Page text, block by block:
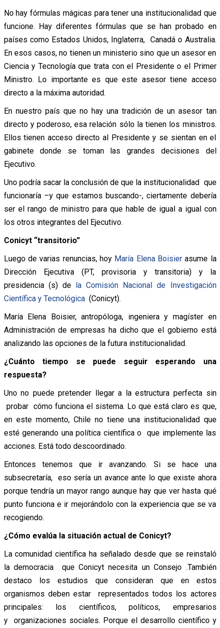
No hay fórmulas mágicas para tener una institucionalidad que
funcione. Hay diferentes fórmulas que se han probado en
países como Estados Unidos, Inglaterra, Canadá o Australia.
En esos casos, no tienen un ministerio sino que un asesor en
Ciencia y Tecnología que trata con el Presidente o el Primer
Ministro. Lo importante es que este asesor tiene acceso
directo a la máxima autoridad.
En nuestro país que no hay una tradición de un asesor tan
directo y poderoso, esa relación sólo la tienen los ministros.
Ellos tienen acceso directo al Presidente y se sientan en el
gabinete donde se toman las grandes decisiones del
Ejecutivo.
Uno podría sacar la conclusión de que la institucionalidad que
funcionaría –y que estamos buscando-, ciertamente debería
ser el rango de ministro para que hable de igual a igual con
los otros integrantes del Ejecutivo.
Conicyt “transitorio”
Luego de varias renuncias, hoy María Elena Boisierasume la
Dirección Ejecutiva (PT, provisoria y transitoria) y la
presidencia (s) de la Comisión Nacional de Investigación
Científica y Tecnológica (Conicyt).
María Elena Boisier, antropóloga, ingeniera y magíster en
Administración de empresas ha dicho que el gobierno está
analizando las opciones de la futura institucionalidad.
¿Cuánto tiempo se puede seguir esperando una
respuesta?
Uno no puede pretender llegar a la estructura perfecta sin
probar cómo funciona el sistema. Lo que está claro es que,
en este momento, Chile no tiene una institucionalidad que
esté generando una política científica o que implemente las
acciones. Está todo descoordinado.
Entonces tenemos que ir avanzando. Si se hace una
subsecretaría, eso sería un avance ante lo que existe ahora
porque tendría un mayor rango aunque hay que ver hasta qué
punto funciona e ir mejorándolo con la experiencia que se va
recogiendo.
¿Cómo evalúa la situación actual de Conicyt?
La comunidad científica ha señalado desde que se reinstaló
la democracia que Conicyt necesita un Consejo .También
destaco los estudios que consideran que en estos
organismos deben estar representados todos los actores
principales: los científicos, políticos, empresarios
y organizaciones sociales. Porque el desarrollo científico y